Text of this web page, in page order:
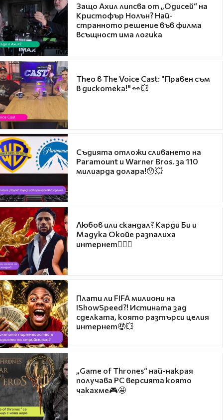
Защо Ахил липсва от „Одисей“ на
Кристофър Нолън? Най-
странното решение във филма
всъщност има логика
Theo в The Voice Cast: "Правен съм
в дискотека!" 👀💥
Съдията отложи сливането на
Paramount и Warner Bros. за 110
милиарда долара!😯💥
Любов или скандал? Карди Би и
Мадука Окойе разпалиха
интернет❤️‍🔥🔥
Плати ли FIFA милиони на
IShowSpeed?! Истината зад
сделката, която разтърси целия
интернет🤑💥
„Game of Thrones“ най-накрая
получава PC версията която
чакахме🎮🤩